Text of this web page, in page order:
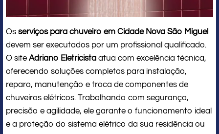
Os serviços para chuveiro em Cidade Nova São Miguel
devem ser executados por um profissional qualificado.
O site Adriano Eletricista atua com excelência técnica,
oferecendo soluções completas para instalação,
reparo, manutenção e troca de componentes de
chuveiros elétricos. Trabalhando com segurança,
precisão e agilidade, ele garante o funcionamento ideal
e a proteção do sistema elétrico da sua residência ou